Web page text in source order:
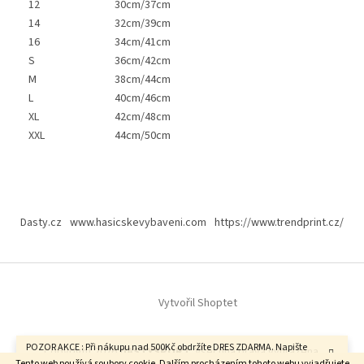
POZOR AKCE : Při nákupu nad 500Kč obdržíte DRES ZDARMA. Napište
12
30cm/37cm
14
32cm/39cm
16
34cm/41cm
S
36cm/42cm
M
38cm/44cm
L
40cm/46cm
XL
42cm/48cm
XXL
44cm/50cm
Dasty.cz www.hasicskevybaveni.com https://www.trendprint.cz/
Vytvořil Shoptet
Copyright 2026DASTYSPORT. Všechna práva vyhrazena.